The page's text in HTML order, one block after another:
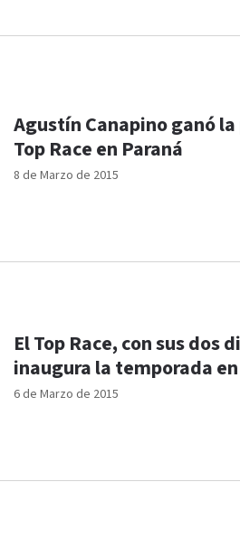
8 de Marzo de 2015
Agustín Canapino ganó
Top Race en Paraná
6 de Marzo de 2015
El Top Race, con sus dos
inaugura la temporada